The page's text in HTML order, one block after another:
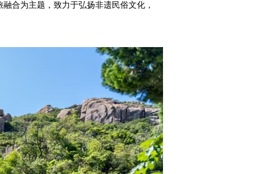
合为主题，致力于弘扬非遗民俗文化，